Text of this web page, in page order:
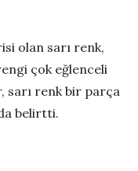
olan sarı renk,
çok eğlenceli
sarı renk bir parça
belirtti.